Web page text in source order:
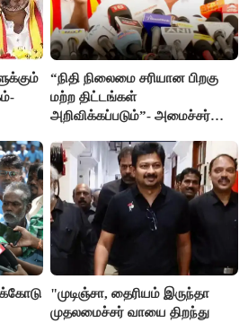
“நிதி நிலைமை சரியான பிறகு
மற்ற திட்டங்கள்
அறிவிக்கப்படும்”- அமைச்சர்
"முடிஞ்சா, தைரியம் இருந்தா
முதலமைச்சர் வாயை திறந்து